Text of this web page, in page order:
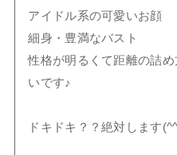
アイドル系の可愛いお顔
細身・豊満なバスト
性格が明るくて距離の詰
いです♪
ドキドキ？？絶対します